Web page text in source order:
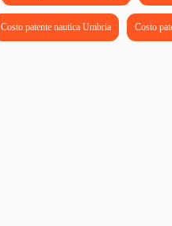
Costo patente nautica Umbria Costo